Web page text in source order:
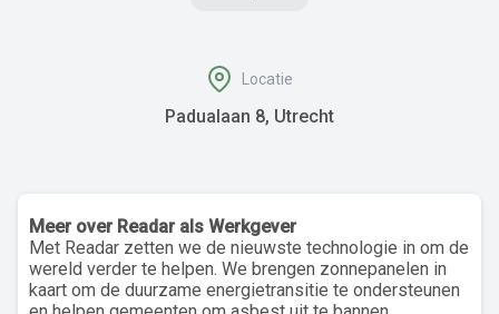
Locatie
Padualaan 8, Utrecht
Meer over Readar als Werkgever
Met Readar zetten we de nieuwste technologie in om de
wereld verder te helpen. We brengen zonnepanelen in
kaart om de duurzame energietransitie te ondersteunen